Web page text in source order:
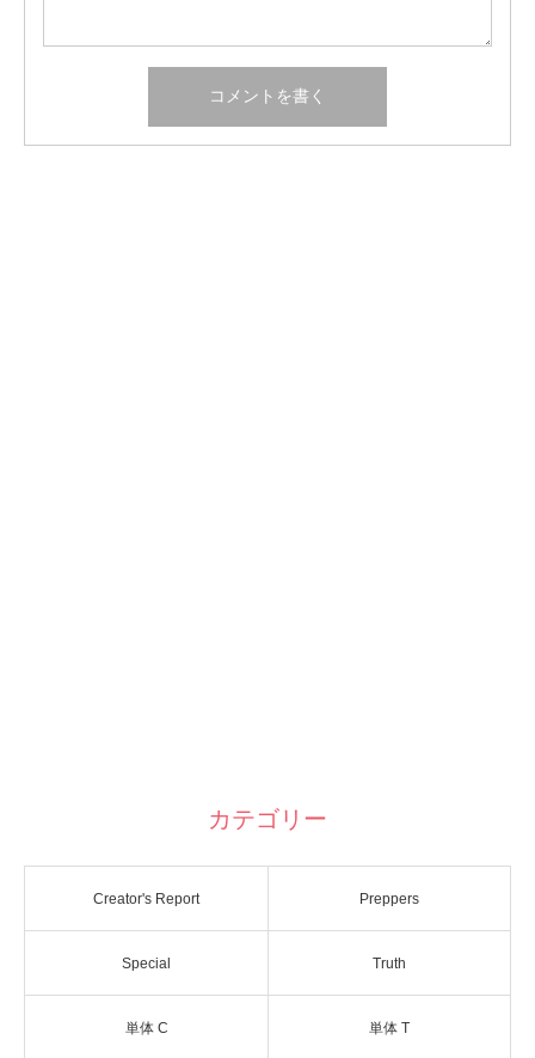
カテゴリー
Creator's Report Preppers
Special Truth
単体 C 単体 T